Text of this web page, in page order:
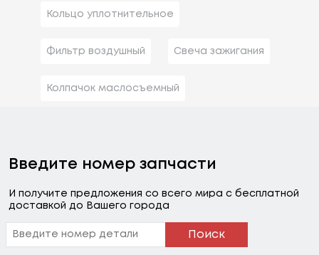
Кольцо уплотнительное
Фильтр воздушный Свеча зажигания
Колпачок маслосъемный
Введите номер запчасти
И получите предложения со всего мира с бесплатной
доставкой до Вашего города
Поиск